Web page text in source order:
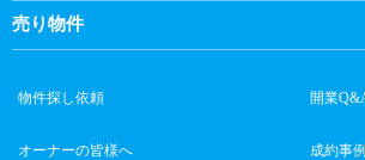
売り物件
物件探し依頼 開業
オーナーの皆様へ 成約事例